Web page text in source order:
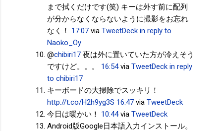
まで拭くだけです(笑) キーは外す前に配列
が分からなくならないように撮影をお忘れ
なく！
17:07 via TweetDeck in reply to
Naoko_Oy
@chibiri17 夜は外に置いていた方が冷えそう
ですけど。。。
16:54 via TweetDeck in reply
to chibiri17
キーボードの大掃除でスッキリ！
http://t.co/H2h9yg3S 16:47 via TweetDeck
今日は暖かい！
10:44 via TweetDeck
Android版Google日本語入力インストール。